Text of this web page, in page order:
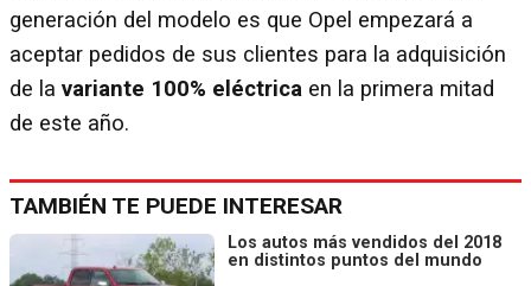
generación del modelo es que Opel empezará a
aceptar pedidos de sus clientes para la adquisición
de la variante 100% eléctrica en la primera mitad
de este año.
TAMBIÉN TE PUEDE INTERESAR
Los autos más vendidos del 2018
en distintos puntos del mundo